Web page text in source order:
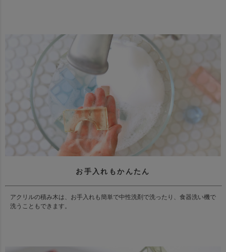
お手入れもかんたん
アクリルの積み木は、お手入れも簡単で中性洗剤で洗ったり、食器洗い機で
洗うこともできます。